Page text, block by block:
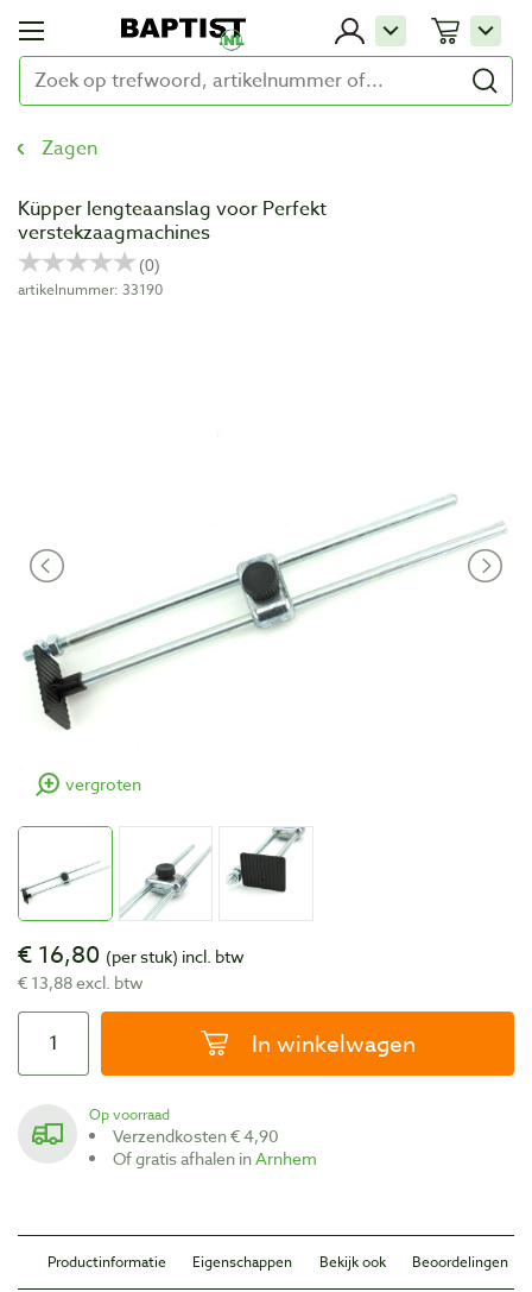
Zagen
Küpper lengteaanslag voor Perfekt
verstekzaagmachines
artikelnummer: 33190
vergroten
€ 16,80 (per stuk) incl. btw
€ 13,88 excl. btw
In winkelwagen
Op voorraad
Verzendkosten € 4,90
Of gratis afhalen inArnhem
Productinformatie Eigenschappen Bekijk ook Beoordelingen